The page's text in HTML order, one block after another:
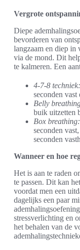
Vergrote
Diepe
bevorderen van
langzaam en diep in
via de mond. Dit
te kalmeren. Een
4-7-8 techniek:
seconden vast
Belly
buik uitzetten
Box breathing:
seconden
seconden
Wanneer en hoe
Het is aan te raden
te passen. Dit kan
voordat men een
dagelijks een paar
stressverlichting en
het behalen van de